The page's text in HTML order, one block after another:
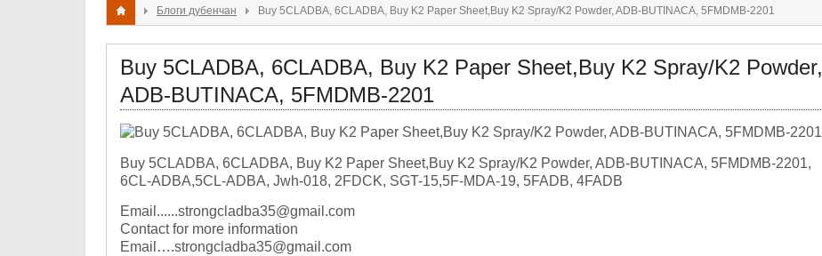
Блоги дубенчан Buy 5CLADBA, 6CLADBA, Buy K2 Paper Sheet,Buy K2 Spray/K2 Powder, ADB-BUTINACA, 5FMDMB-2201
Buy 5CLADBA, 6CLADBA, Buy K2 Paper Sheet,Buy K2 Spray/K2 Powder,
ADB-BUTINACA, 5FMDMB-2201
Buy 5CLADBA, 6CLADBA, Buy K2 Paper Sheet,Buy K2 Spray/K2 Powder, ADB-BUTINACA, 5FMDMB-2201,
6CL-ADBA,5CL-ADBA, Jwh-018, 2FDCK, SGT-15,5F-MDA-19, 5FADB, 4FADB
Email......strongcladba35@gmail.com
Contact for more information
Email….strongcladba35@gmail.com